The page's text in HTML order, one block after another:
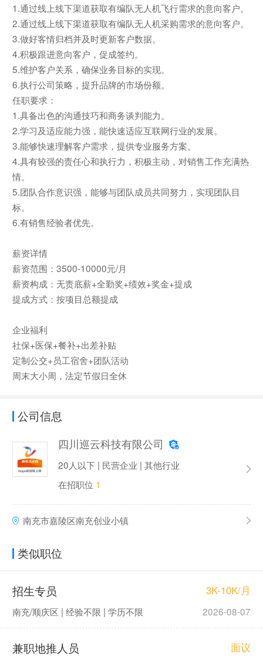
1.通过线上线下渠道获取有编队无人机飞行需求的意向客户。
2.通过线上线下渠道获取有编队无人机采购需求的意向客户。
3.做好客情归档并及时更新客户数据。
4.积极跟进意向客户，促成签约。
5.维护客户关系，确保业务目标的实现。
6.执行公司策略，提升品牌的市场份额。
任职要求：
1.具备出色的沟通技巧和商务谈判能力。
2.学习及适应能力强，能快速适应互联网行业的发展。
3.能够快速理解客户需求，提供专业服务方案。
4.具有较强的责任心和执行力，积极主动，对销售工作充满热
情。
5.团队合作意识强，能够与团队成员共同努力，实现团队目
标。
6.有销售经验者优先。
薪资详情
薪资范围：3500-10000元/月
薪资构成：无责底薪+全勤奖+绩效+奖金+提成
提成方式：按项目总额提成
企业福利
社保+医保+餐补+出差补贴
定制公交+员工宿舍+团队活动
周末大小周，法定节假日全休
公司信息
四川巡云科技有限公司
20人以下 | 民营企业 | 其他行业
在招职位 1
南充市嘉陵区南充创业小镇
类似职位
招生专员 3K-10K/月
南充/顺庆区 | 经验不限 | 学历不限 2026-08-07
兼职地推人员 面议